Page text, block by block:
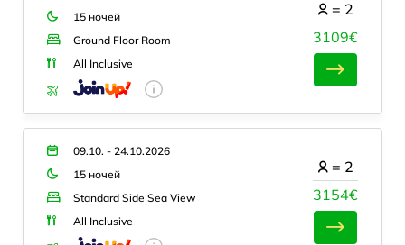
15 ночей
Ground Floor Room
All Inclusive
3109€
= 2
09.10. - 24.10.2026
15 ночей
Standard Side Sea View
All Inclusive
3154€
= 2